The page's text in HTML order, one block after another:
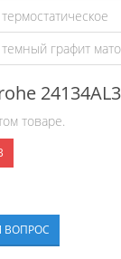
термостатическое
темный графит
24134AL3
товаре.
ВОПРОС